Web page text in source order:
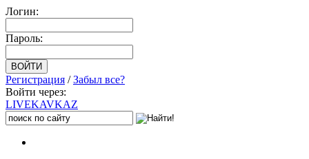
Логин:
Пароль:
Регистрация /Забыл все?
Войти через:
LIVEKAVKAZ